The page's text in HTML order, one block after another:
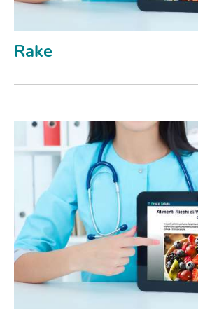
Rake